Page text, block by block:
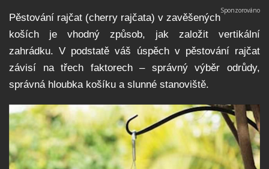
Pěstování rajčat (cherry rajčata) v zavěšených
koších je vhodný způsob, jak založit vertikální
zahrádku. V podstatě váš úspěch v pěstování rajčat
závisí na třech faktorech – správný výběr odrůdy,
správná hloubka košíku a slunné stanoviště.